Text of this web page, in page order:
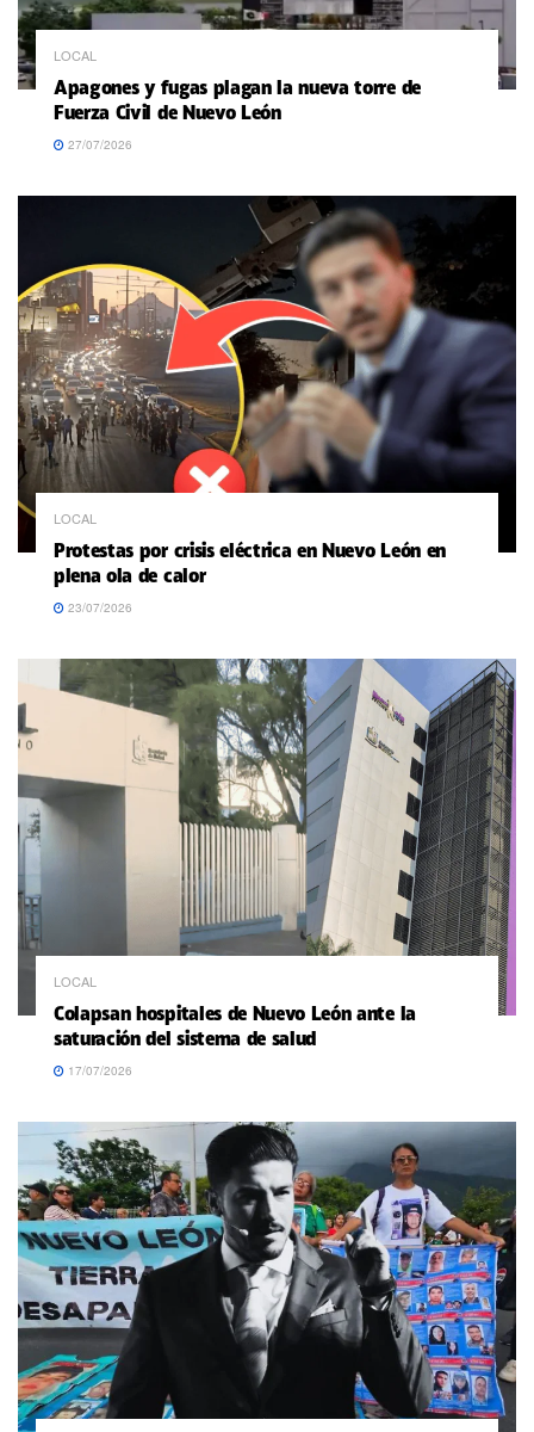
LOCAL
Apagones y fugas plagan la nueva torre de
Fuerza Civil de Nuevo León
27/07/2026
LOCAL
Protestas por crisis eléctrica en Nuevo León en
plena ola de calor
23/07/2026
LOCAL
Colapsan hospitales de Nuevo León ante la
saturación del sistema de salud
17/07/2026